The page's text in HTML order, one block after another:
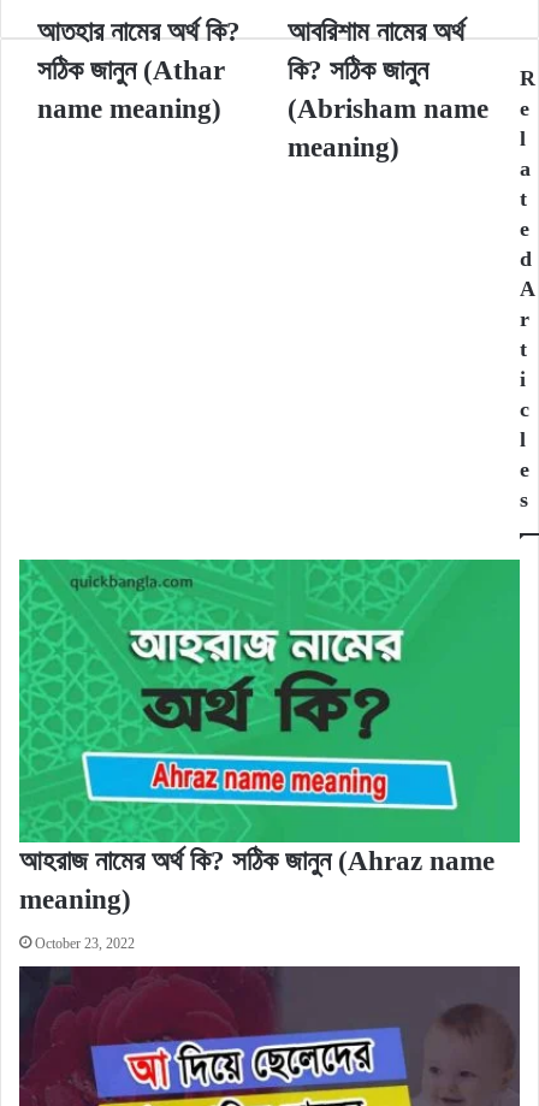
আতহার
অর্থ
আতহার নামের অর্থ কি?
সঠিক জানুন (Athar
name meaning)
আবরিশাম
অর্থ
কি?
সঠিক
জানুন
আবরিশাম নামের অর্থ
কি? সঠিক জানুন
(Abrisham name
meaning)
R
e
l
a
t
e
d
A
r
t
i
c
l
e
s
আহরাজ নামের অর্থ কি? সঠিক জানুন (Ahraz name
meaning)
October 23, 2022